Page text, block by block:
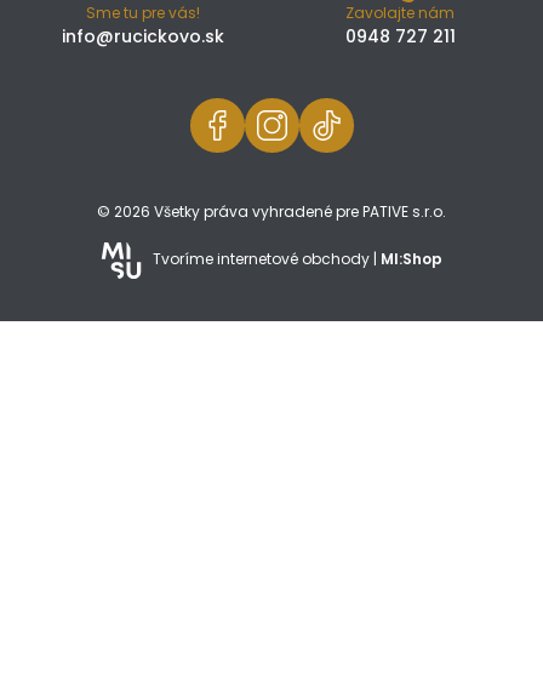
Sme tu pre vás!
info@rucickovo.sk
Zavolajte nám
0948 727 211
© 2026 Všetky práva vyhradené pre PATIVE s.r.o.
Tvoríme internetové obchody | MI:Shop